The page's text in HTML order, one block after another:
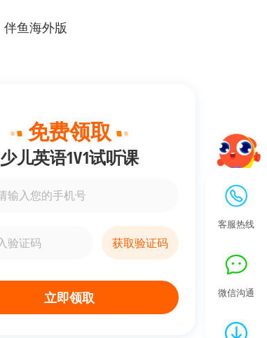
伴鱼海外版
免费领取
少儿英语1V1试听课
获取验证码
立即领取
客服热线
微信沟通